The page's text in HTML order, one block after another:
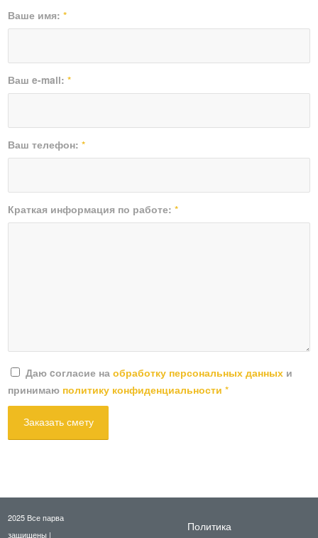
Ваше имя:*
Ваш e-mail:*
Ваш телефон:*
Краткая информация по работе:*
Даю cогласие наобработку персональных данных и
принимаю политику конфиденциальности *
2025 Все парва
защищены |
Политика